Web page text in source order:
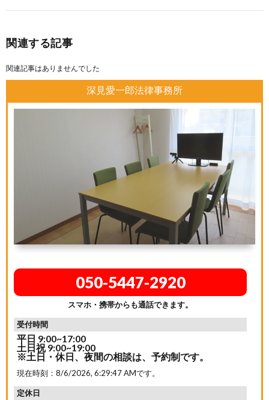
関連する記事
関連記事はありませんでした
深見愛一郎法律事務所
050-5447-2920
スマホ・携帯からも通話できます。
受付時間
平日 9:00~17:00
土日祝 9:00~19:00
※土日・休日、夜間の相談は、予約制です。
現在時刻： 8/6/2026, 6:29:48 AMです。
定休日